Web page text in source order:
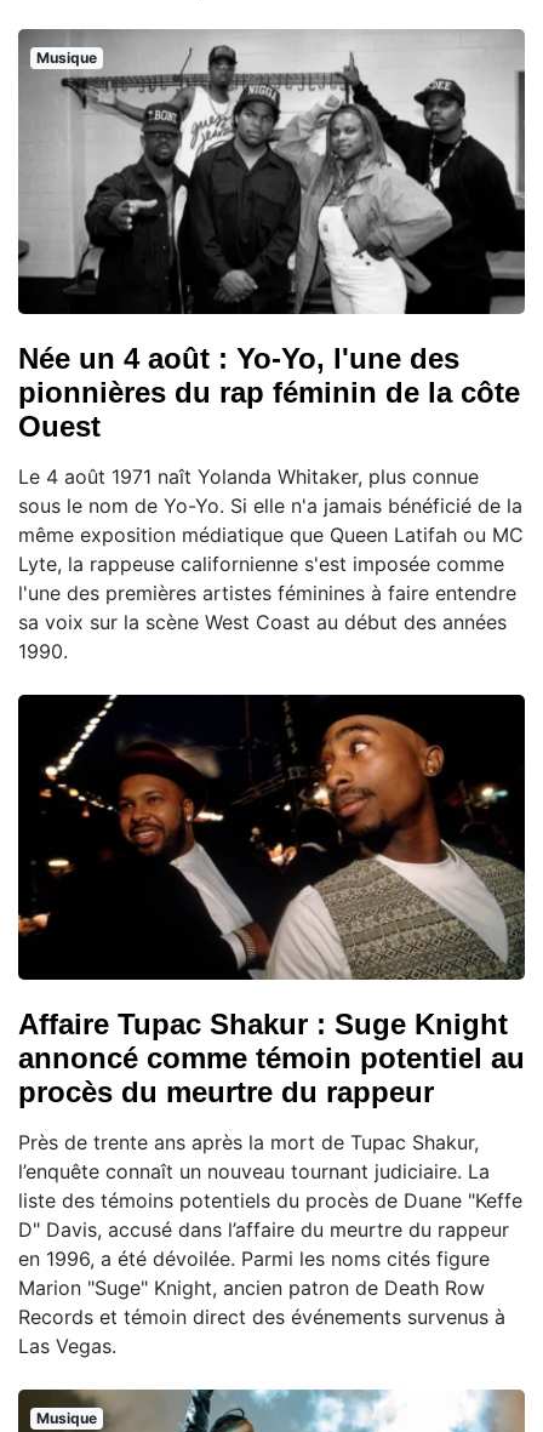
Musique
Née un 4 août : Yo-Yo, l'une des
pionnières du rap féminin de la côte
Ouest
Le 4 août 1971 naît Yolanda Whitaker, plus connue
sous le nom de Yo-Yo. Si elle n'a jamais bénéficié de la
même exposition médiatique que Queen Latifah ou MC
Lyte, la rappeuse californienne s'est imposée comme
l'une des premières artistes féminines à faire entendre
sa voix sur la scène West Coast au début des années
1990.
Affaire Tupac Shakur : Suge Knight
annoncé comme témoin potentiel au
procès du meurtre du rappeur
Près de trente ans après la mort de Tupac Shakur,
l’enquête connaît un nouveau tournant judiciaire. La
liste des témoins potentiels du procès de Duane "Keffe
D" Davis, accusé dans l’affaire du meurtre du rappeur
en 1996, a été dévoilée. Parmi les noms cités figure
Marion "Suge" Knight, ancien patron de Death Row
Records et témoin direct des événements survenus à
Las Vegas.
Musique